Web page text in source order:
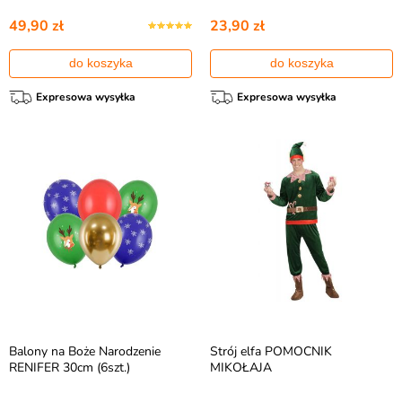
49,90 zł
do koszyka
Expresowa wysyłka
23,90 zł
do koszyka
Expresowa wysyłka
Balony na Boże Narodzenie
RENIFER 30cm (6szt.)
Strój elfa POMOCNIK
MIKOŁAJA